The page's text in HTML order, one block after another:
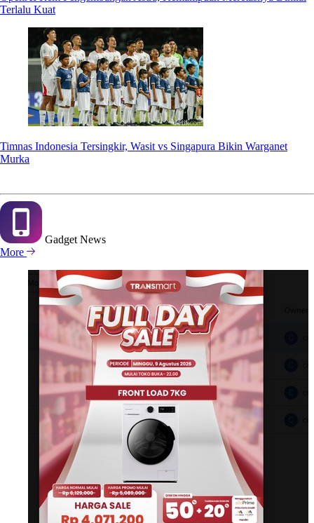
Terlalu Kuat
Timnas Indonesia Tersingkir, Wasit vs Singapura Bikin Warganet
Murka
Gadget News
More